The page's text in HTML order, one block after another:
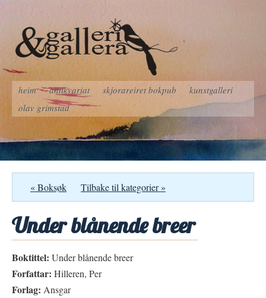
heim antikvariat skjorareiret bokpub
kunstgalleri
olav grimstad
« Boksøk Tilbake til kategorier »
Under blånende breer
Boktittel: Under blånende breer
Forfattar: Hilleren, Per
Forlag: Ansgar